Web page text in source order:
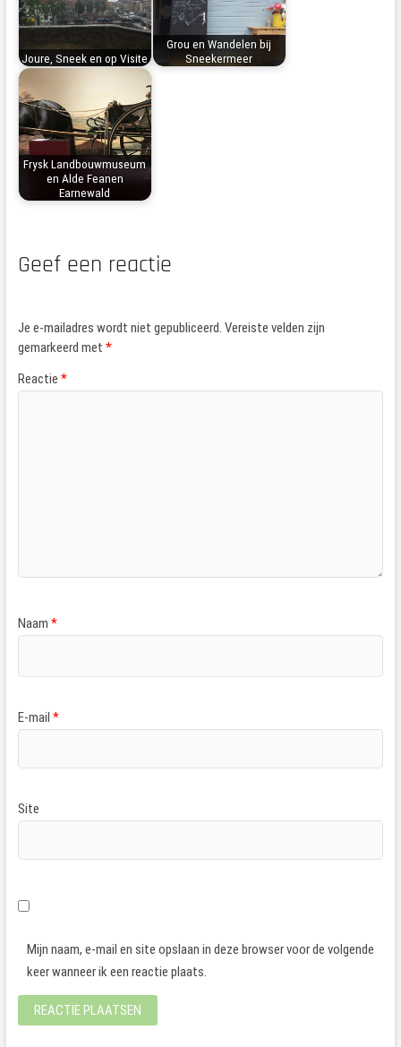
Joure, Sneek en op Visite
Grou en Wandelen bij
Sneekermeer
Frysk Landbouwmuseum
en Alde Feanen
Earnewald
Geef een reactie
Je e-mailadres wordt niet gepubliceerd. Vereiste velden zijn
gemarkeerd met *
Reactie *
Naam *
E-mail *
Site
Mijn naam, e-mail en site opslaan in deze browser voor de volgende
keer wanneer ik een reactie plaats.